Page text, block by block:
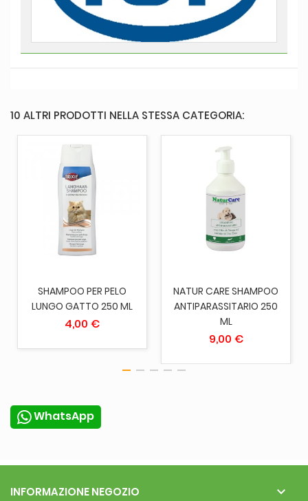
10 ALTRI PRODOTTI NELLA STESSA CATEGORIA:
SHAMPOO PER PELO
LUNGO GATTO 250 ML
4,00 €
NATUR CARE SHAMPOO
ANTIPARASSITARIO 250
ML
9,00 €
WhatsApp
INFORMAZIONE NEGOZIO 